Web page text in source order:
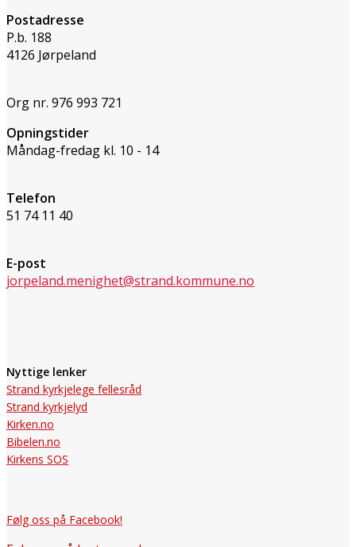
Postadresse
P.b. 188
4126 Jørpeland
Org nr. 976 993 721
Opningstider
Måndag-fredag kl. 10 - 14
Telefon
51 74 11 40
E-post
jorpeland.menighet@strand.kommune.no
Nyttige lenker
Strand kyrkjelege fellesråd
Strand kyrkjelyd
Kirken.no
Bibelen.no
Kirkens SOS
Følg oss på Facebook!